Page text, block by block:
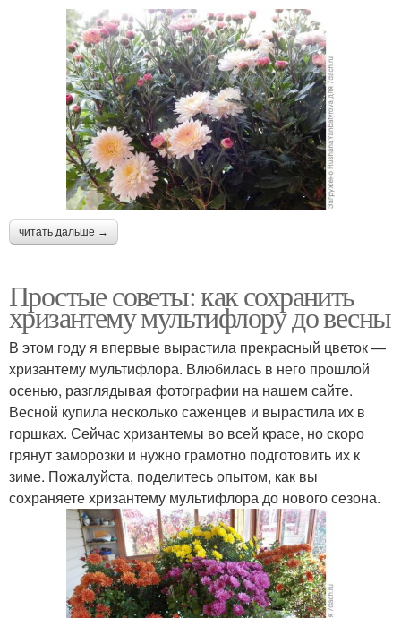
читать дальше →
Простые советы: как сохранить
хризантему мультифлору до весны
В этом году я впервые вырастила прекрасный цветок —
хризантему мультифлора. Влюбилась в него прошлой
осенью, разглядывая фотографии на нашем сайте.
Весной купила несколько саженцев и вырастила их в
горшках. Сейчас хризантемы во всей красе, но скоро
грянут заморозки и нужно грамотно подготовить их к
зиме. Пожалуйста, поделитесь опытом, как вы
сохраняете хризантему мультифлора до нового сезона.